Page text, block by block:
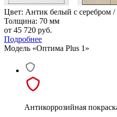
Цвет: Антик белый с серебром
Толщина: 70 мм
от 45 720 руб.
Подробнее
Модель «Оптима Plus 1»
Антикоррозийная